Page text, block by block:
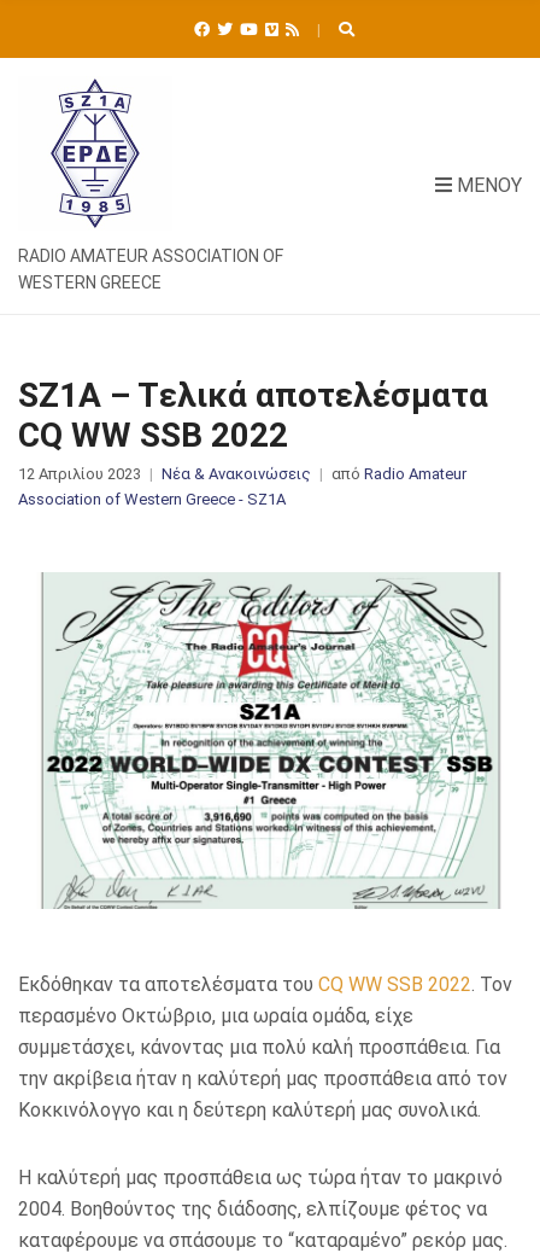
RADIO AMATEUR ASSOCIATION OF
WESTERN GREECE
ΜΕΝΟΎ
SZ1A – Tελικά αποτελέσματα
CQ WW SSB 2022
12 Απριλίου 2023 Νέα & Ανακοινώσεις από Radio Amateur
Association of Western Greece - SZ1A
Εκδόθηκαν τα αποτελέσματα του CQ WW SSB 2022. Τον
περασμένο Οκτώβριο, μια ωραία ομάδα, είχε
συμμετάσχει, κάνοντας μια πολύ καλή προσπάθεια. Για
την ακρίβεια ήταν η καλύτερή μας προσπάθεια από τον
Κοκκινόλογγο και η δεύτερη καλύτερή μας συνολικά.
Η καλύτερή μας προσπάθεια ως τώρα ήταν το μακρινό
2004. Βοηθούντος της διάδοσης, ελπίζουμε φέτος να
καταφέρουμε να σπάσουμε το “καταραμένο” ρεκόρ μας.